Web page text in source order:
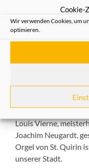
Cookie-
Wir verwenden Cookies, um
optimieren.
einen
Zungenstimmen.
Meisterwerk in
Bedeutende
Zuhörerschaft.
viele interessante
klangliche Beispiele,
Besuchern.
Ausschnitte aus
Louis Vierne,
Joachim Neugardt,
Orgel von St. Quirin
unserer Stadt.